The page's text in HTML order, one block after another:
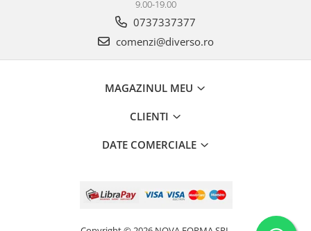
9.00-19.00
0737337377
comenzi@diverso.ro
MAGAZINUL MEU
CLIENTI
DATE COMERCIALE